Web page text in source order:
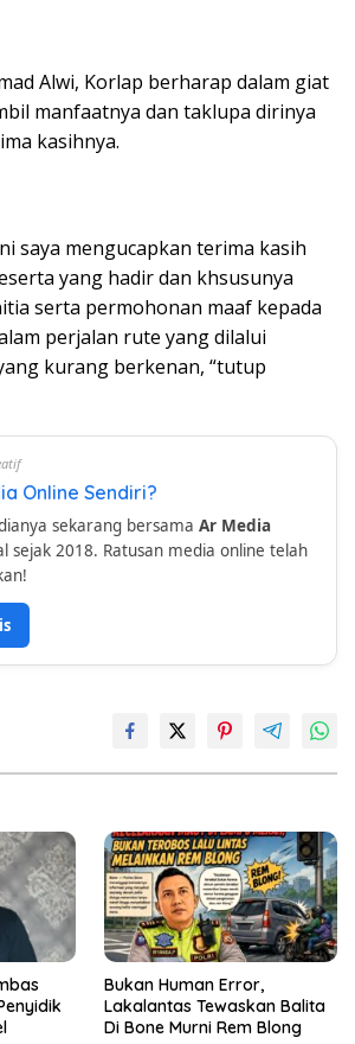
Alwi, Korlap berharap dalam giat
manfaatnya dan taklupa dirinya
kasihnya.
saya mengucapkan terima kasih
yang hadir dan khsusunya
serta permohonan maaf kepada
perjalan rute yang dilalui
kurang berkenan, “tutup
Online Sendiri?
sekarang bersama Ar Media
sejak 2018. Ratusan media online telah
Bukan Human Error,
Lakalantas Tewaskan Balita
Di Bone Murni Rem Blong